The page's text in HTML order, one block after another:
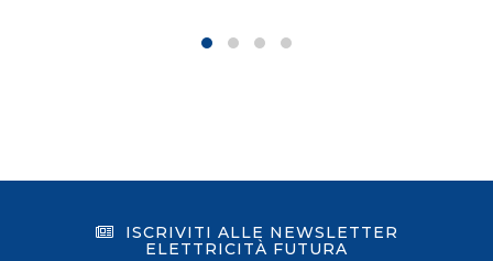
ISCRIVITI ALLE NEWSLETTER
ELETTRICITÀ FUTURA